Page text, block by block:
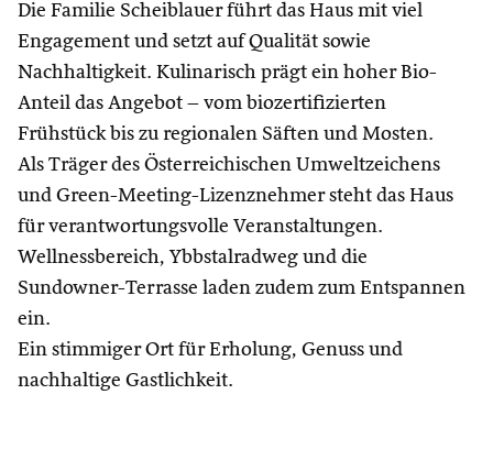
Die Familie Scheiblauer führt das Haus mit viel
Engagement und setzt auf Qualität sowie
Nachhaltigkeit. Kulinarisch prägt ein hoher Bio-
Anteil das Angebot – vom biozertifizierten
Frühstück bis zu regionalen Säften und Mosten.
Als Träger des Österreichischen Umweltzeichens
und Green-Meeting-Lizenznehmer steht das Haus
für verantwortungsvolle Veranstaltungen.
Wellnessbereich, Ybbstalradweg und die
Sundowner-Terrasse laden zudem zum Entspannen
ein.
Ein stimmiger Ort für Erholung, Genuss und
nachhaltige Gastlichkeit.